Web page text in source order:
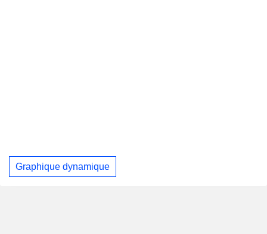
Graphique dynamique